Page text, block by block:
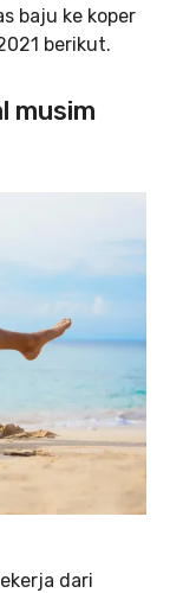
baju ke koper
berikut.
musim
dari